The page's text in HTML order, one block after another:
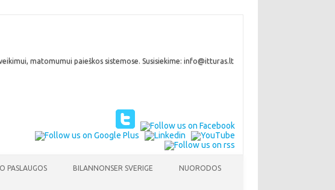
matomumui paieškos sistemose. Susisiekime: info@itturas.lt
PASLAUGOS BILANNONSER SVERIGE NUORODOS